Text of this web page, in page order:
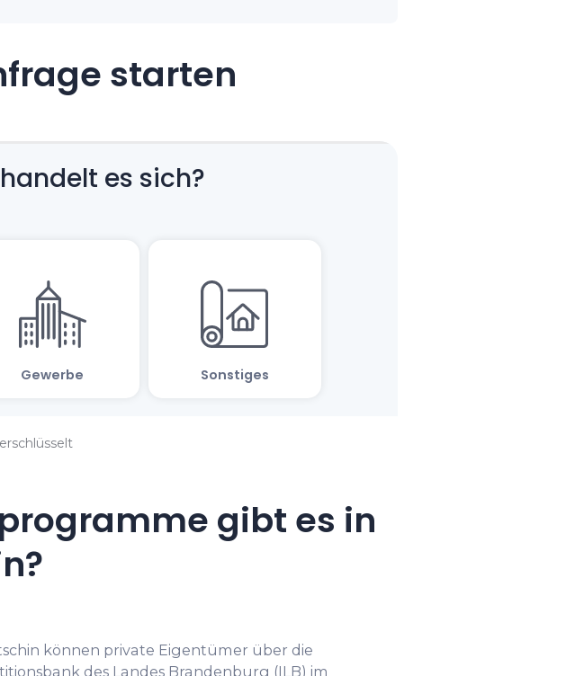
starten
gibt es in
können private Eigentümer über die
des Landes Brandenburg (ILB) im